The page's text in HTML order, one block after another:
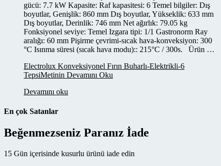
gücü: 7.7 kW Kapasite: Raf kapasitesi: 6 Temel bilgiler: Dış
boyutlar, Genişlik: 860 mm Dış boyutlar, Yükseklik: 633 mm
Dış boyutlar, Derinlik: 746 mm Net ağırlık: 79.05 kg
Fonksiyonel seviye: Temel Izgara tipi: 1/1 Gastronorm Ray
aralığı: 60 mm Pişirme çevrimi-sıcak hava-konveksiyon: 300
°C Isınma süresi (sıcak hava modu):: 215°C / 300s. Ürün …
Electrolux Konveksiyonel Fırın Buharlı-Elektrikli-6
TepsiMetinin Devamını Oku
Devamını oku
En çok Satanlar
Beğenmezseniz Paranız İade
15 Gün içerisinde kusurlu ürünü iade edin